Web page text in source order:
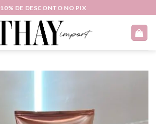
10% DE DESCONTO NO PIX